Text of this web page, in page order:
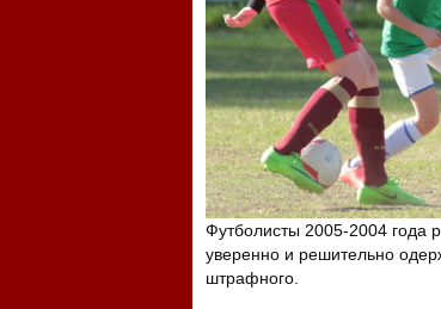
Футболисты 2005-2004 года
уверенно и решительно
штрафного.